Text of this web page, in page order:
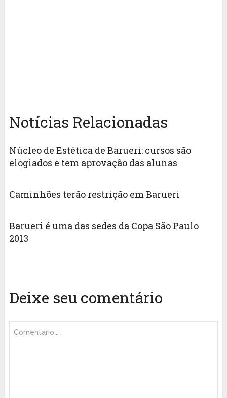
Notícias Relacionadas
Núcleo de Estética de Barueri: cursos são
elogiados e tem aprovação das alunas
Caminhões terão restrição em Barueri
Barueri é uma das sedes da Copa São Paulo
2013
Deixe seu comentário